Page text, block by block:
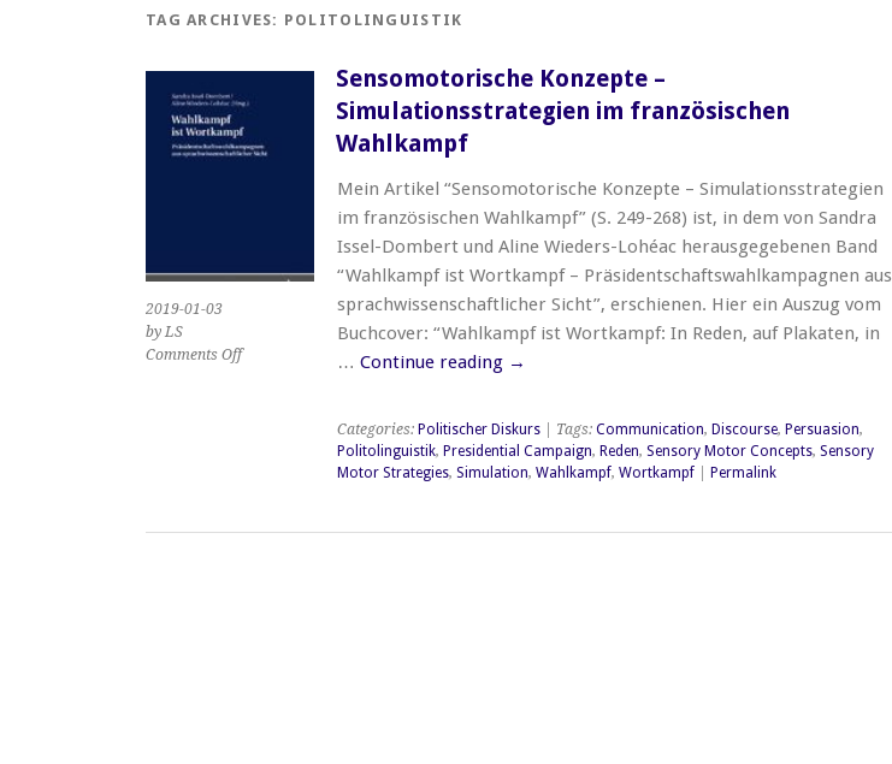
TAG ARCHIVES: POLITOLINGUISTIK
2019-01-03
by LS
Comments Offon
Simulationsstrategien
Sensomotorische Konzepte –
Simulationsstrategien im französischen
Wahlkampf
Mein Artikel “Sensomotorische Konzepte – Simulationsstrategien
im französischen Wahlkampf” (S. 249-268) ist, in dem von Sandra
Issel-Dombert und Aline Wieders-Lohéac herausgegebenen Band
“Wahlkampf ist Wortkampf – Präsidentschaftswahlkampagnen aus
sprachwissenschaftlicher Sicht”, erschienen. Hier ein Auszug vom
Buchcover: “Wahlkampf ist Wortkampf: In Reden, auf Plakaten, in
… Continue reading →
Categories: Politischer Diskurs| Tags: Communication, Discourse, Persuasion,
Politolinguistik, Presidential Campaign, Reden, Sensory Motor Concepts, Sensory
Motor Strategies, Simulation, Wahlkampf, Wortkampf| Permalink